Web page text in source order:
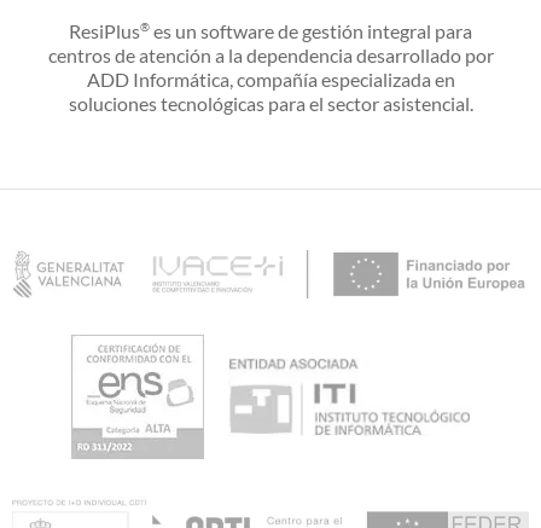
ResiPlus® es un software de gestión integral para
centros de atención a la dependencia desarrollado por
ADD Informática, compañía especializada en
soluciones tecnológicas para el sector asistencial.